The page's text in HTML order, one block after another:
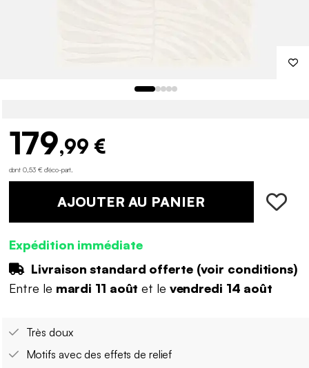
179,99 €
dont 0,53 € d'éco-part
AJOUTER AU PANIER
Expédition immédiate
Livraison standard offerte (voir conditions)
Entre le mardi 11 août et le vendredi 14 août
Très doux
Motifs avec des effets de relief